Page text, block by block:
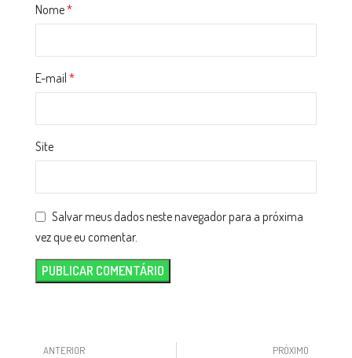
Nome*
E-mail *
Site
Salvar meus dados neste navegador para a próxima
vez que eu comentar.
ANTERIOR PRÓXIMO